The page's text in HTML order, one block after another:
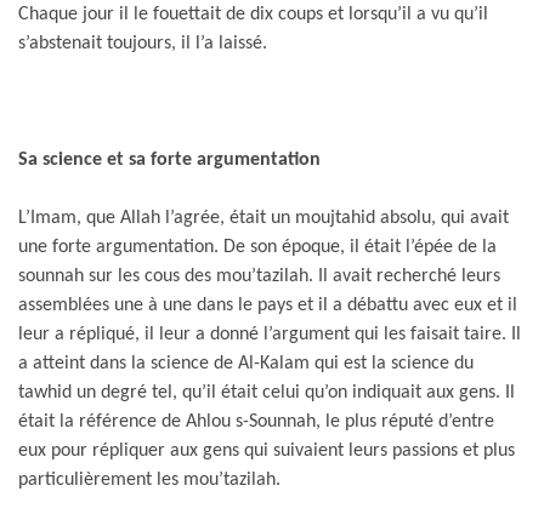
Chaque jour il le fouettait de dix coups et lorsqu’il a vu qu’il
s’abstenait toujours, il l’a laissé.
Sa science et sa forte argumentation
L’Imam, que Allah l’agrée, était un moujtahid absolu, qui avait
une forte argumentation. De son époque, il était l’épée de la
sounnah sur les cous des mou’tazilah. Il avait recherché leurs
assemblées une à une dans le pays et il a débattu avec eux et il
leur a répliqué, il leur a donné l’argument qui les faisait taire. Il
a atteint dans la science de Al-Kalam qui est la science du
tawhid un degré tel, qu’il était celui qu’on indiquait aux gens. Il
était la référence de Ahlou s-Sounnah, le plus réputé d’entre
eux pour répliquer aux gens qui suivaient leurs passions et plus
particulièrement les mou’tazilah.